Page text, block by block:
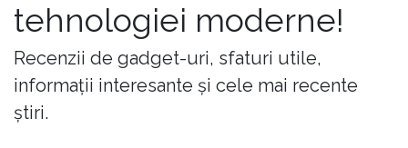
tehnologiei moderne!
Recenzii de gadget-uri, sfaturi utile,
informații interesante și cele mai recente
știri.